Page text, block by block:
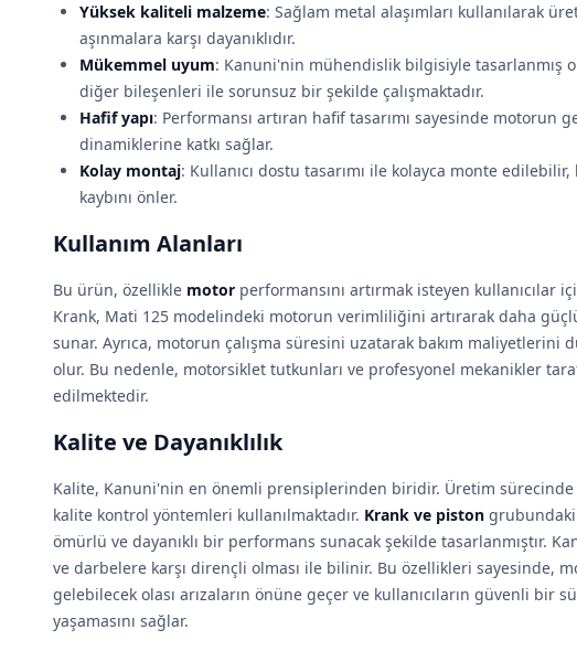
Yüksek kaliteli malzeme: Sağlam metal alaşımları kullanılarak
aşınmalara karşı dayanıklıdır.
Mükemmel uyum: Kanuni'nin mühendislik bilgisiyle tasarlanmış
diğer bileşenleri ile sorunsuz bir şekilde çalışmaktadır.
Hafif yapı: Performansı artıran hafif tasarımı sayesinde motorun
dinamiklerine katkı sağlar.
Kolay montaj: Kullanıcı dostu tasarımı ile kolayca monte
kaybını önler.
Kullanım Alanları
Bu ürün, özellikle motor performansını artırmak isteyen kullanıcılar
Krank, Mati 125 modelindeki motorun verimliliğini artırarak daha
sunar. Ayrıca, motorun çalışma süresini uzatarak bakım maliyetlerini
olur. Bu nedenle, motorsiklet tutkunları ve profesyonel mekanikler
edilmektedir.
Kalite ve Dayanıklılık
Kalite, Kanuni'nin en önemli prensiplerinden biridir. Üretim
kalite kontrol yöntemleri kullanılmaktadır. Krank ve piston
ömürlü ve dayanıklı bir performans sunacak şekilde tasarlanmıştır.
ve darbelere karşı dirençli olması ile bilinir. Bu özellikleri sayesinde,
gelebilecek olası arızaların önüne geçer ve kullanıcıların güvenli bir
yaşamasını sağlar.